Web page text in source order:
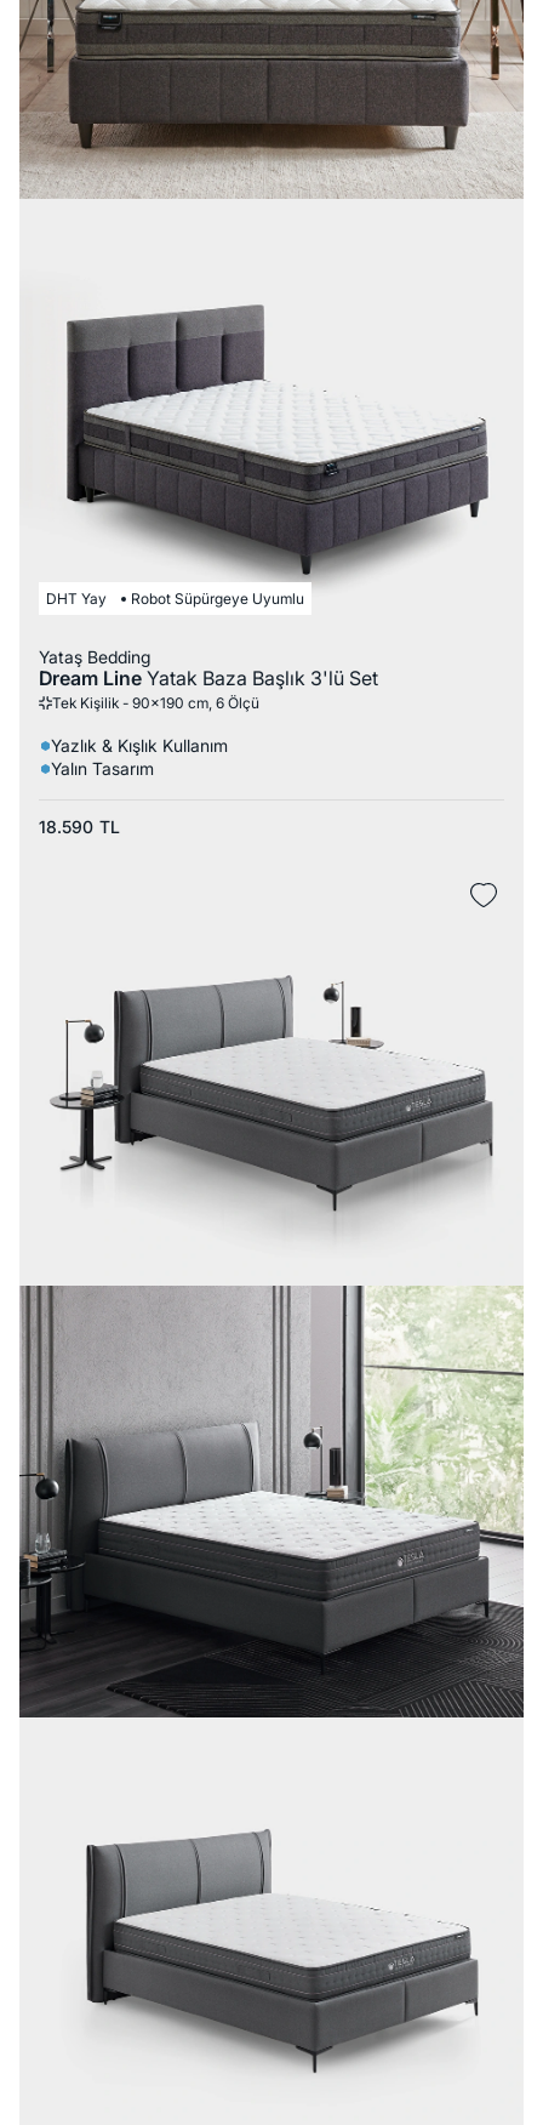
DHT Yay Robot Süpürgeye Uyumlu
Yataş Bedding
Dream Line Yatak Baza Başlık 3'lü Set
Tek Kişilik - 90x190 cm, 6 Ölçü
Yazlık & Kışlık Kullanım
Yalın Tasarım
18.590 TL